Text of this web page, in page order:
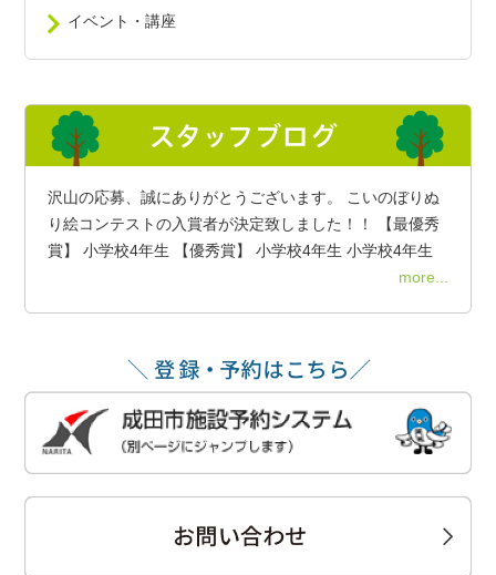
イベント・講座
沢山の応募、誠にありがとうございます。 こいのぼりぬ
り絵コンテストの入賞者が決定致しました！！ 【最優秀
賞】 小学校4年生 【優秀賞】 小学校4年生 小学校4年生
more...